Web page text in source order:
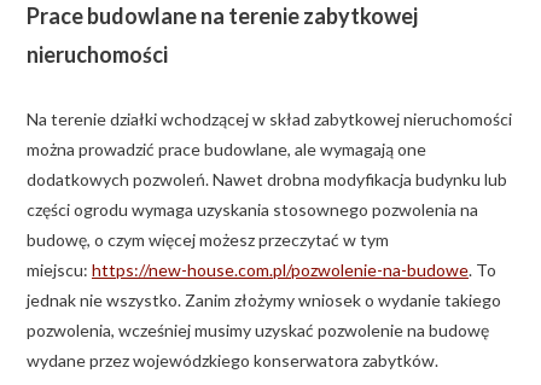
Prace budowlane na terenie zabytkowej
nieruchomości
Na terenie działki wchodzącej w skład zabytkowej nieruchomości
można prowadzić prace budowlane, ale wymagają one
dodatkowych pozwoleń. Nawet drobna modyfikacja budynku lub
części ogrodu wymaga uzyskania stosownego pozwolenia na
budowę, o czym więcej możesz przeczytać w tym
miejscu: https://new-house.com.pl/pozwolenie-na-budowe. To
jednak nie wszystko. Zanim złożymy wniosek o wydanie takiego
pozwolenia, wcześniej musimy uzyskać pozwolenie na budowę
wydane przez wojewódzkiego konserwatora zabytków.